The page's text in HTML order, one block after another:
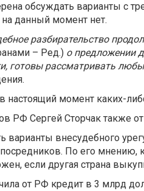
обсуждать варианты с
данный момент нет.
разбирательство
– Ред.) о предложении
готовы рассматривать
настоящий момент каких-
РФ Сергей Сторчак также
варианты внесудебного
По его мнению,
если другая страна
от РФ кредит в 3 млрд